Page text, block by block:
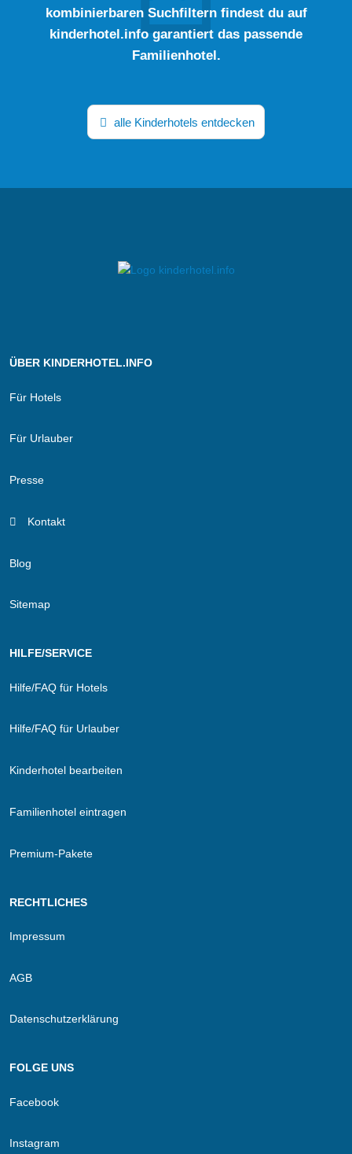
kombinierbaren Suchfiltern findest du auf
kinderhotel.info garantiert das passende
Familienhotel.
alle Kinderhotels entdecken
ÜBER KINDERHOTEL.INFO
Für Hotels
Für Urlauber
Presse
Kontakt
Blog
Sitemap
HILFE/SERVICE
Hilfe/FAQ für Hotels
Hilfe/FAQ für Urlauber
Kinderhotel bearbeiten
Familienhotel eintragen
Premium-Pakete
RECHTLICHES
Impressum
AGB
Datenschutzerklärung
FOLGE UNS
Facebook
Instagram